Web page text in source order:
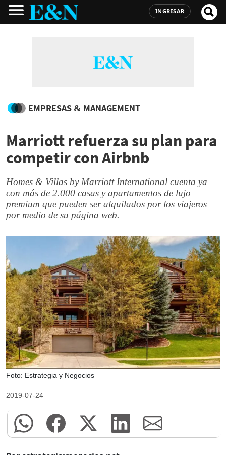
INGRESAR
EMPRESAS & MANAGEMENT
Marriott refuerza su plan para
competir con Airbnb
Homes & Villas by Marriott International cuenta ya
con más de 2.000 casas y apartamentos de lujo
premium que pueden ser alquilados por los viajeros
por medio de su página web.
Foto: Estrategia y Negocios
2019-07-24